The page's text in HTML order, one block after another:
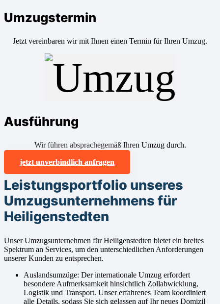
Umzugstermin
Jetzt vereinbaren wir mit Ihnen einen Termin für Ihren Umzug.
Ausführung
Wir führen absprachegemäß Ihren Umzug durch.
jetzt unverbindlich anfragen
Leistungsportfolio unseres
Umzugsunternehmens für
Heiligenstedten
Unser Umzugsunternehmen für Heiligenstedten bietet ein breites
Spektrum an Services, um den unterschiedlichen Anforderungen
unserer Kunden zu entsprechen.
Auslandsumzüge: Der internationale Umzug erfordert
besondere Aufmerksamkeit hinsichtlich Zollabwicklung,
Logistik und Transport. Unser erfahrenes Team koordiniert
alle Details, sodass Sie sich gelassen auf Ihr neues Domizil